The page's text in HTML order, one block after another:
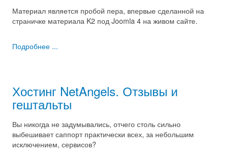
Материал является пробой пера, впервые сделанной на
страничке материала K2 под Joomla 4 на живом сайте.
Подробнее ...
Хостинг NetAngels. Отзывы и
гештальты
Вы никогда не задумывались, отчего столь сильно
выбешивает саппорт практически всех, за небольшим
исключением, сервисов?